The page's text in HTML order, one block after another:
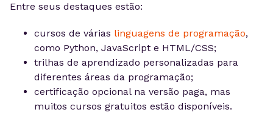
Entre seus destaques estão:
cursos de várias linguagens de programação,
como Python, JavaScript e HTML/CSS;
trilhas de aprendizado personalizadas para
diferentes áreas da programação;
certificação opcional na versão paga, mas
muitos cursos gratuitos estão disponíveis.